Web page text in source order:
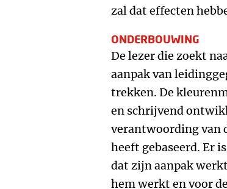
zal dat effecten
ONDERBOUWING
De lezer die zoekt
aanpak van
trekken. De
en schrijvend
verantwoording van
heeft gebaseerd. Er
dat zijn aanpak
hem werkt en voor